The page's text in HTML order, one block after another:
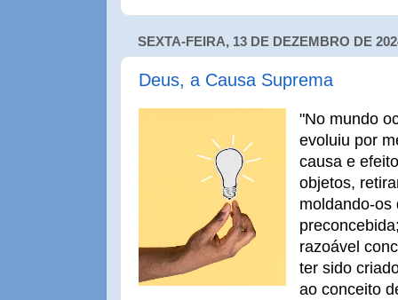
SEXTA-FEIRA, 13 DE DEZEMBRO DE
Deus, a Causa Suprema
"No mundo
evoluiu por
causa e
objetos,
moldando-os
razoável
ter sido
ao conceito